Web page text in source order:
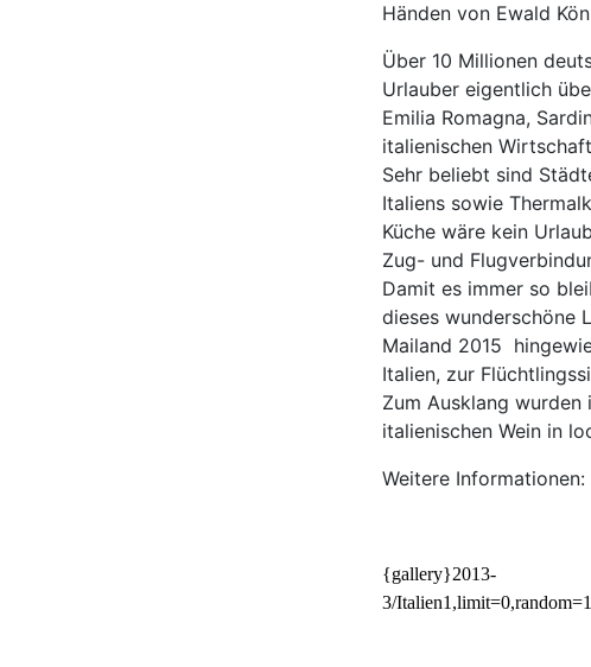
Händen von Ewald
Über 10 Millionen
Urlauber eigentlich
Emilia Romagna,
italienischen
Sehr beliebt sind
Italiens sowie
Küche wäre kein
Zug- und
Damit es immer so
dieses wunderschöne
Mailand 2015
Italien, zur
Zum Ausklang
italienischen Wein in
Weitere Informationen:
{gallery}2013-
3/